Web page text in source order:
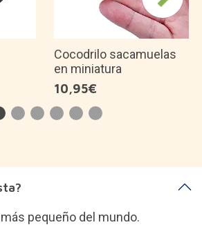
Cocodrilo sacamuelas
en miniatura
10,95€
pequeño del mundo.